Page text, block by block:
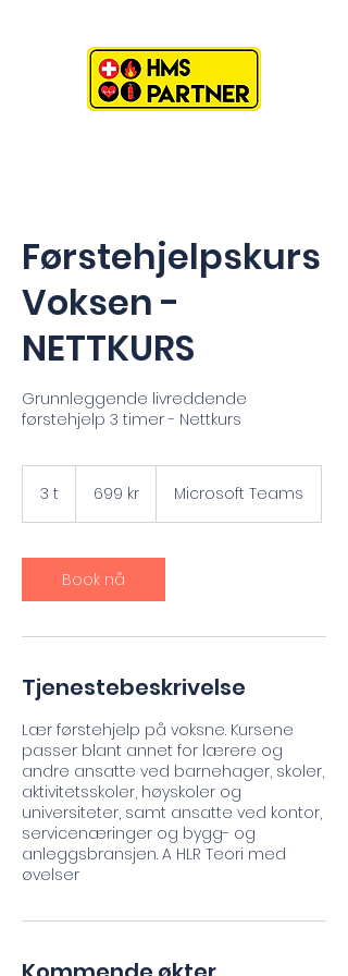
Førstehjelpskurs
Voksen -
NETTKURS
Grunnleggende livreddende
førstehjelp 3 timer - Nettkurs
3 t
kroner699 kr Microsoft Teams
Book nå
Tjenestebeskrivelse
Lær førstehjelp på voksne. Kursene
passer blant annet for lærere og
andre ansatte ved barnehager, skoler,
aktivitetsskoler, høyskoler og
universiteter, samt ansatte ved kontor,
servicenæringer og bygg- og
anleggsbransjen. A HLR Teori med
øvelser